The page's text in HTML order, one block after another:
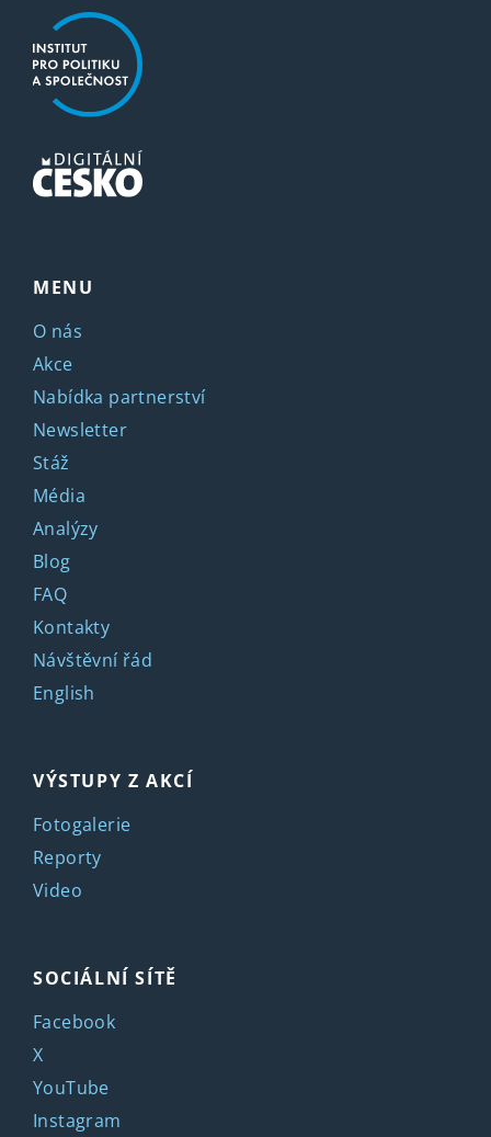
MENU
O nás
Akce
Nabídka partnerství
Newsletter
Stáž
Média
Analýzy
Blog
FAQ
Kontakty
Návštěvní řád
English
VÝSTUPY Z AKCÍ
Fotogalerie
Reporty
Video
SOCIÁLNÍ SÍTĚ
Facebook
X
YouTube
Instagram